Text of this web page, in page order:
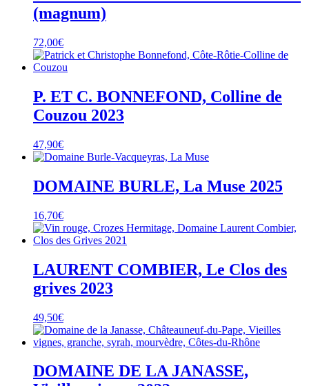
(magnum)
72,00€
P. ET C. BONNEFOND, Colline de
Couzou 2023
47,90€
DOMAINE BURLE, La Muse 2025
16,70€
LAURENT COMBIER, Le Clos des
grives 2023
49,50€
DOMAINE DE LA JANASSE,